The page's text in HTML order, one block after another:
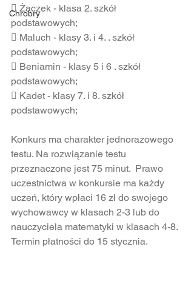
Chrobry
 Żaczek - klasa 2. szkół
podstawowych;
 Maluch - klasy 3. i 4. . szkół
podstawowych;
 Beniamin - klasy 5 i 6 . szkół
podstawowych;
 Kadet - klasy 7. i 8. szkół
podstawowych;
Konkurs ma charakter jednorazowego
testu. Na rozwiązanie testu
przeznaczone jest 75 minut.  Prawo
uczestnictwa w konkursie ma każdy
uczeń, który wpłaci 16 zł do swojego
wychowawcy w klasach 2-3 lub do
nauczyciela matematyki w klasach 4-8.
Termin płatności do 15 stycznia.